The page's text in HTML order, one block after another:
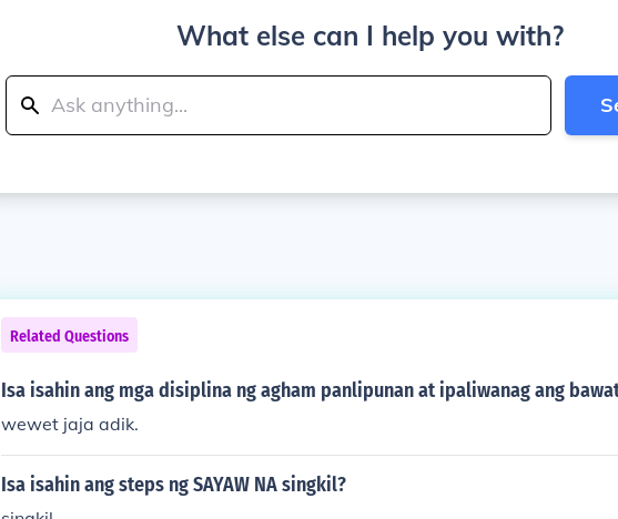
What else can I help you with?
Related Questions
Isa isahin ang mga disiplina ng agham panlipunan at ipaliwanag ang
wewet jaja adik.
Isa isahin ang steps ng SAYAW NA singkil?